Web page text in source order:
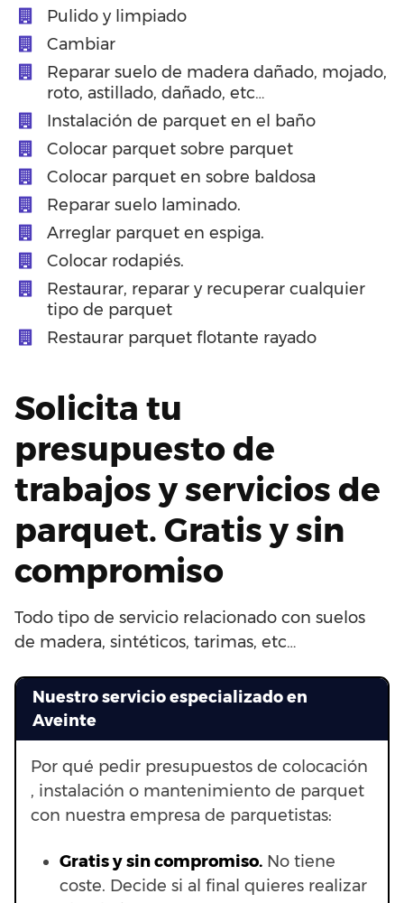
Pulido y limpiado
Cambiar
Reparar suelo de madera dañado, mojado,
roto, astillado, dañado, etc…
Instalación de parquet en el baño
Colocar parquet sobre parquet
Colocar parquet en sobre baldosa
Reparar suelo laminado.
Arreglar parquet en espiga.
Colocar rodapiés.
Restaurar, reparar y recuperar cualquier
tipo de parquet
Restaurar parquet flotante rayado
Solicita tu
presupuesto de
trabajos y servicios de
parquet. Gratis y sin
compromiso
Todo tipo de servicio relacionado con suelos
de madera, sintéticos, tarimas, etc…
Nuestro servicio especializado en
Aveinte
Por qué pedir presupuestos de colocación
, instalación o mantenimiento de parquet
con nuestra empresa de parquetistas:
Gratis y sin compromiso. No tiene
coste. Decide si al final quieres realizar